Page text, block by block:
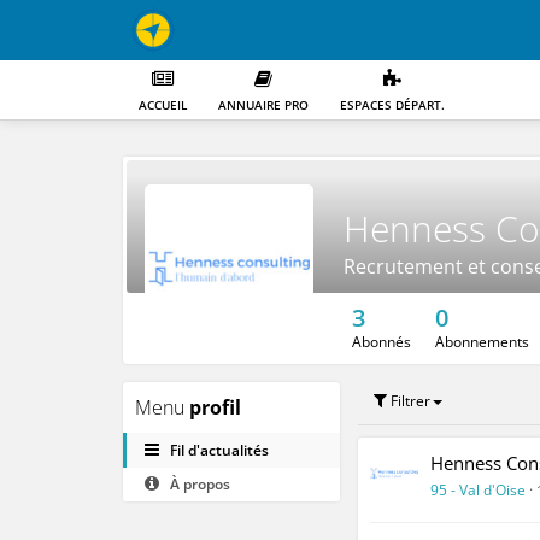
ACCUEIL ANNUAIRE PRO ESPACES DÉPART.
Henness
Recrutement et
3
Abonnés
0
Abonnements
Menu profil
Fil d'actualités
À propos
Filtrer
Henness
95 - Val d'Oise ·